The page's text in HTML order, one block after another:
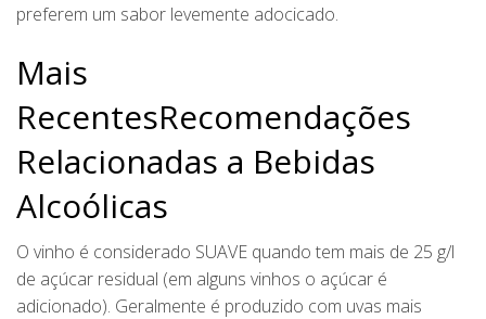
preferem um sabor levemente adocicado.
Mais
RecentesRecomendações
Relacionadas a Bebidas
Alcoólicas
O vinho é considerado SUAVE quando tem mais de 25 g/l
de açúcar residual (em alguns vinhos o açúcar é
adicionado). Geralmente é produzido com uvas mais